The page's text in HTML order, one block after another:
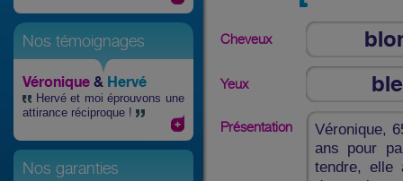
Nos témoignages
Véronique & Hervé
Hervé et moi éprouvons une
attirance réciproque !
Nos garanties
Cheveux
Yeux
Présentation
Véronique,
ans pour
tendre, elle